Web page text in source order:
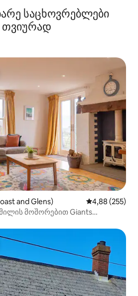
საცხოვრებლები
თვიურად
and Glens) საშუალო
4,88 (255)
მოშორებით Giants